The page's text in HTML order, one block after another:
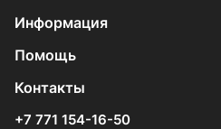
Информация
Помощь
Контакты
+7 771 154-16-50